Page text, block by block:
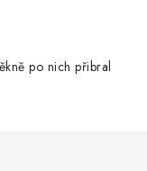
po nich přibral